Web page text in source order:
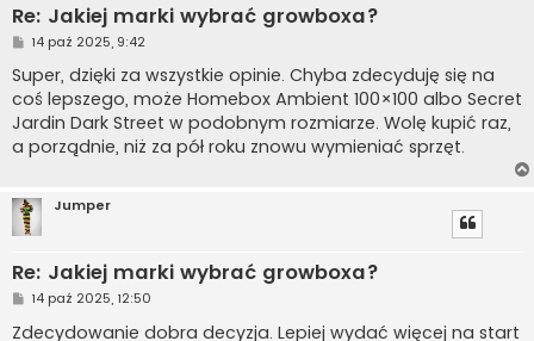
Re: Jakiej marki wybrać growboxa?
P
s
t
14 paź 2025, 9:42
Super, dzięki za wszystkie opinie. Chyba zdecyduję się na
coś lepszego, może Homebox Ambient 100×100 albo Secret
Jardin Dark Street w podobnym rozmiarze. Wolę kupić raz,
a porządnie, niż za pół roku znowu wymieniać sprzęt.
Jumper
Re: Jakiej marki wybrać growboxa?
P
s
14 paź 2025, 12:50
Zdecydowanie dobra decyzja. Lepiej wydać więcej na start